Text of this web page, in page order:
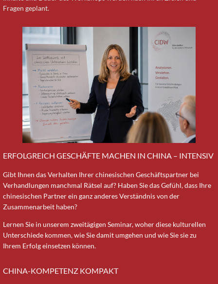
Fragen geplant.
ERFOLGREICH GESCHÄFTE MACHEN IN CHINA – INTENSIV
Gibt Ihnen das Verhalten Ihrer chinesischen Geschäftspartner bei
Verhandlungen manchmal Rätsel auf? Haben Sie das Gefühl, dass Ihre
chinesischen Partner ein ganz anderes Verständnis von der
Zusammenarbeit haben?
Lernen Sie in unserem zweitägigen Seminar, woher diese kulturellen
Unterschiede kommen, wie Sie damit umgehen und wie Sie sie zu
Ihrem Erfolg einsetzen können.
CHINA-KOMPETENZ KOMPAKT